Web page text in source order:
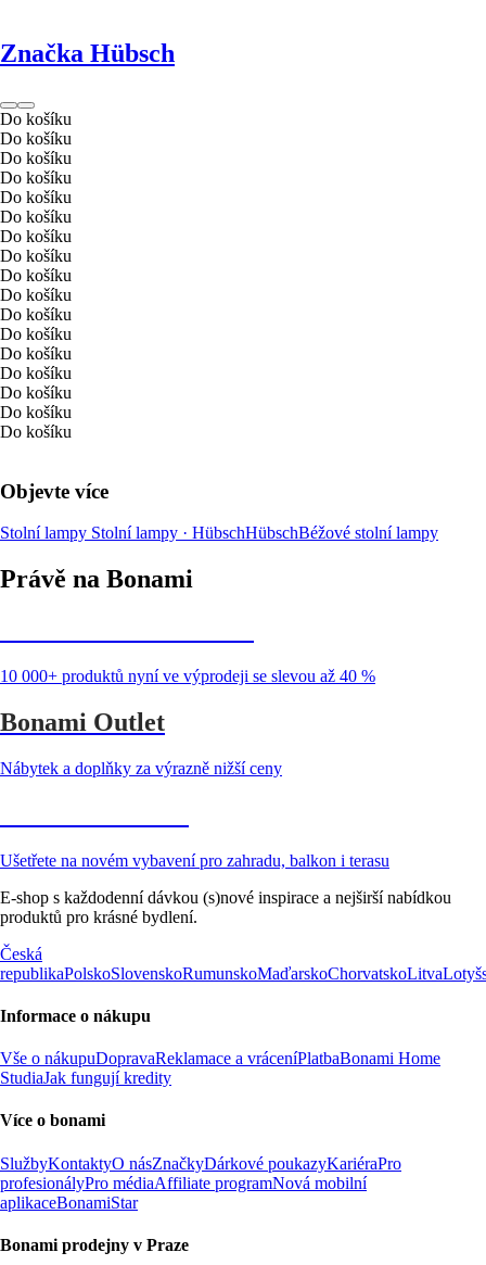
Značka Hübsch
Do košíku
Do košíku
Do košíku
Do košíku
Do košíku
Do košíku
Do košíku
Do košíku
Do košíku
Do košíku
Do košíku
Do košíku
Do košíku
Do košíku
Do košíku
Do košíku
Do košíku
Objevte více
Stolní lampy Stolní lampy · HübschHübschBéžové stolní lampy
Právě na Bonami
10 000+ produktů nyní ve výprodeji se slevou až 40 %
Bonami Outlet
Nábytek a doplňky za výrazně nižší ceny
Ušetřete na novém vybavení pro zahradu, balkon i terasu
E-shop s každodenní dávkou (s)nové inspirace a nejširší nabídkou
produktů pro krásné bydlení.
Česká
republikaPolskoSlovenskoRumunskoMaďarskoChorvatskoLitva
Informace o nákupu
Vše o nákupuDopravaReklamace a vráceníPlatbaBonami Home
StudiaJak fungují kredity
Více o bonami
SlužbyKontaktyO násZnačkyDárkové poukazyKariéraPro
profesionályPro médiaAffiliate programNová mobilní
aplikaceBonamiStar
Bonami prodejny v Praze